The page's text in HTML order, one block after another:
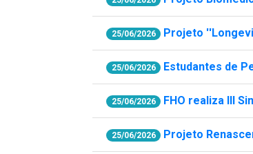
25/06/2026 Projeto
25/06/2026 Estudantes de
25/06/2026 FHO realiza III
25/06/2026 Projeto